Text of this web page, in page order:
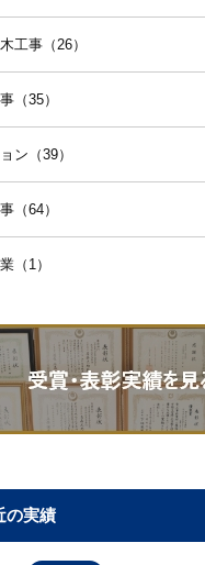
工事（26）
（35）
ン（39）
（64）
（1）
の実績